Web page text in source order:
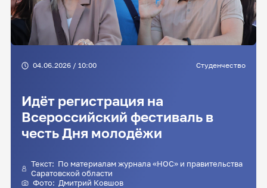
04.06.2026 / 10:00 Студенчество
Идёт регистрация на
Всероссийский фестиваль в
честь Дня молодёжи
Текст: По материалам журнала «НОС» и правительства
Саратовской области
Фото: Дмитрий Ковшов